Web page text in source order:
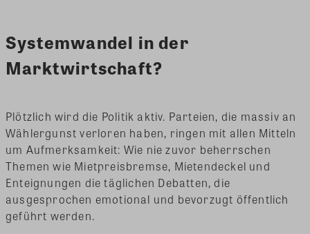
Systemwandel in der
Marktwirtschaft?
Plötzlich wird die Politik aktiv. Parteien, die massiv an
Wählergunst verloren haben, ringen mit allen Mitteln
um Aufmerksamkeit: Wie nie zuvor beherrschen
Themen wie Mietpreisbremse, Mietendeckel und
Enteignungen die täglichen Debatten, die
ausgesprochen emotional und bevorzugt öffentlich
geführt werden.